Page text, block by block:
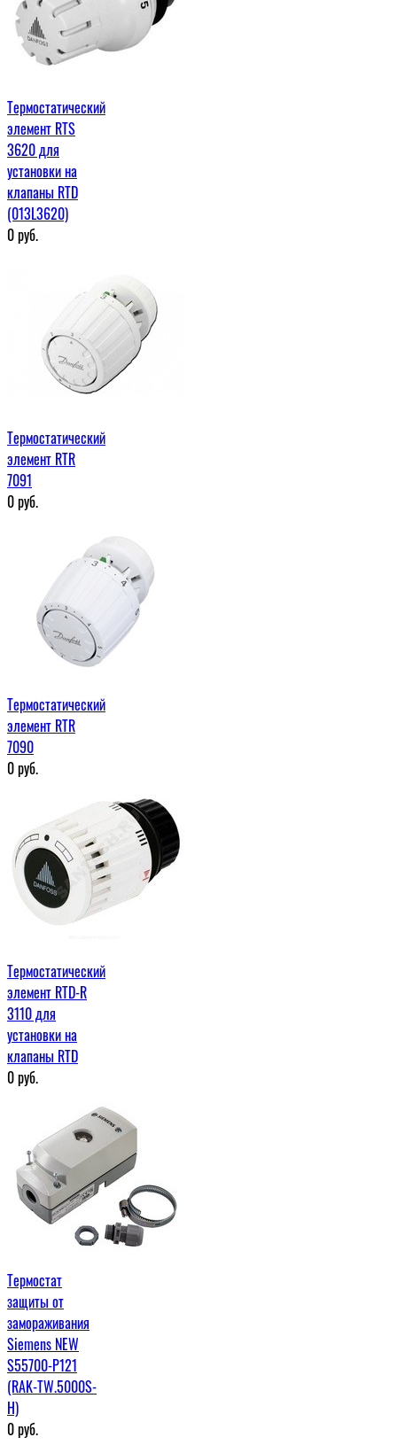
Термостатический
элемент RTS
3620 для
установки на
клапаны RTD
(013L3620)
0руб.
Термостатический
элемент RTR
7091
0руб.
Термостатический
элемент RTR
7090
0руб.
Термостатический
элемент RTD-R
3110 для
установки на
клапаны RTD
0руб.
Термостат
защиты от
замораживания
Siemens NEW
S55700-P121
(RAK-TW.5000S-
H)
0руб.